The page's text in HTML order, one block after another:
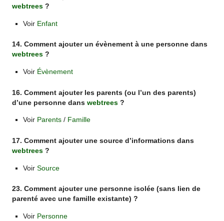
webtrees ?
Voir Enfant
14. Comment ajouter un évènement à une personne dans
webtrees ?
Voir Évènement
16. Comment ajouter les parents (ou l’un des parents)
d’une personne danswebtrees ?
Voir Parents/ Famille
17. Comment ajouter une source d’informations dans
webtrees ?
Voir Source
23. Comment ajouter une personne isolée (sans lien de
parenté avec une famille existante) ?
Voir Personne